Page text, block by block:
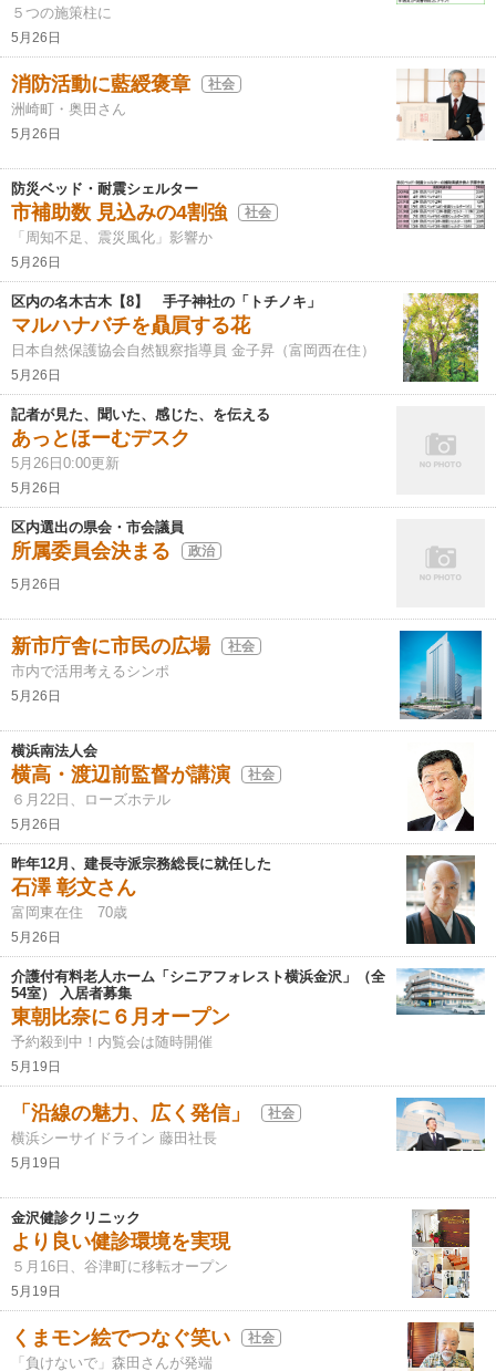
５つの施策柱に
5月26日
消防活動に藍綬褒章 社会
洲崎町・奥田さん
5月26日
防災ベッド・耐震シェルター
市補助数 見込みの4割強 社会
「周知不足、震災風化」影響か
5月26日
区内の名木古木【8】 手子神社の「トチノキ」
マルハナバチを贔屓する花
日本自然保護協会自然観察指導員 金子昇（富岡西在住）
5月26日
記者が見た、聞いた、感じた、を伝える
あっとほーむデスク
5月26日0:00更新
5月26日
区内選出の県会・市会議員
所属委員会決まる 政治
5月26日
新市庁舎に市民の広場 社会
市内で活用考えるシンポ
5月26日
横浜南法人会
横高・渡辺前監督が講演 社会
６月22日、ローズホテル
5月26日
昨年12月、建長寺派宗務総長に就任した
石澤 彰文さん
富岡東在住 70歳
5月26日
介護付有料老人ホーム「シニアフォレスト横浜金沢」（全
54室） 入居者募集
東朝比奈に６月オープン
予約殺到中！内覧会は随時開催
5月19日
「沿線の魅力、広く発信」 社会
横浜シーサイドライン 藤田社長
5月19日
金沢健診クリニック
より良い健診環境を実現
５月16日、谷津町に移転オープン
5月19日
くまモン絵でつなぐ笑い 社会
「負けないで」森田さんが発端